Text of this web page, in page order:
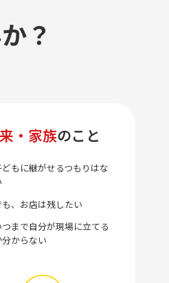
？
・家族のこと
もに継がせるつもりはな
も、お店は残したい
つまで自分が現場に立てる
分からない